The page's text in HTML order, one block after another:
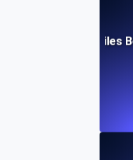
How to Copy Files